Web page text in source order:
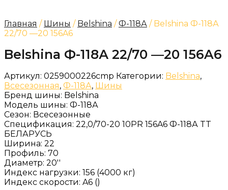
Главная / Шины / Belshina /Ф-118А / Belshina Ф-118А
22/70 —20 156A6
Belshina Ф-118А 22/70 —20 156A6
Артикул: 0259000226cmp Категории: Belshina,
Всесезонная, Ф-118А, Шины
Бренд шины: Belshina
Модель шины: Ф-118А
Сезон: Всесезонные
Спецификация: 22,0/70-20 10PR 156A6 Ф-118А TT
БЕЛАРУСЬ
Ширина: 22
Профиль: 70
Диаметр: 20''
Индекс нагрузки: 156 (4000 кг)
Индекс скорости: A6 ()